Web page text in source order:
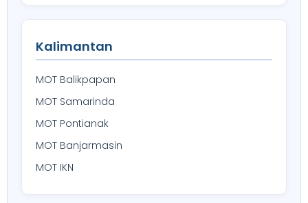
Kalimantan
MOT Balikpapan
MOT Samarinda
MOT Pontianak
MOT Banjarmasin
MOT IKN